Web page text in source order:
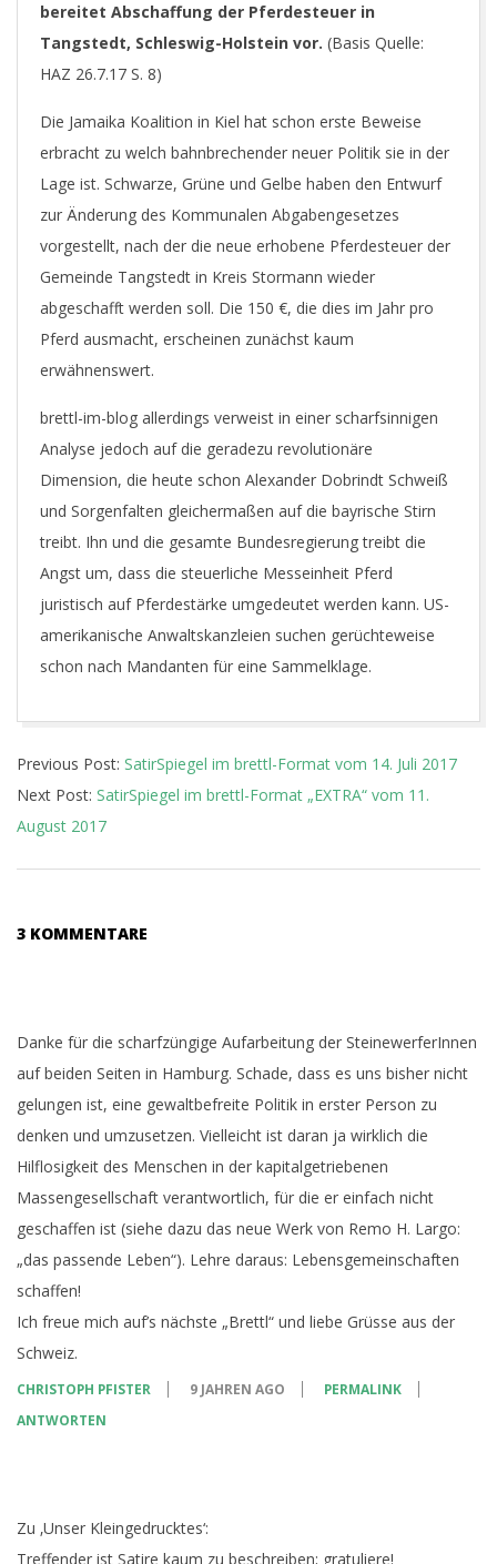
bereitet Abschaffung der Pferdesteuer in
Tangstedt, Schleswig-Holstein vor. (Basis Quelle:
HAZ 26.7.17 S. 8)
Die Jamaika Koalition in Kiel hat schon erste Beweise
erbracht zu welch bahnbrechender neuer Politik sie in der
Lage ist. Schwarze, Grüne und Gelbe haben den Entwurf
zur Änderung des Kommunalen Abgabengesetzes
vorgestellt, nach der die neue erhobene Pferdesteuer der
Gemeinde Tangstedt in Kreis Stormann wieder
abgeschafft werden soll. Die 150 €, die dies im Jahr pro
Pferd ausmacht, erscheinen zunächst kaum
erwähnenswert.
brettl-im-blog allerdings verweist in einer scharfsinnigen
Analyse jedoch auf die geradezu revolutionäre
Dimension, die heute schon Alexander Dobrindt Schweiß
und Sorgenfalten gleichermaßen auf die bayrische Stirn
treibt. Ihn und die gesamte Bundesregierung treibt die
Angst um, dass die steuerliche Messeinheit Pferd
juristisch auf Pferdestärke umgedeutet werden kann. US-
amerikanische Anwaltskanzleien suchen gerüchteweise
schon nach Mandanten für eine Sammelklage.
07-
31
Previous Post: SatirSpiegel im brettl-Format vom 14. Juli 2017
Next Post: SatirSpiegel im brettl-Format „EXTRA“ vom 11.
August 2017
3 KOMMENTARE
Danke für die scharfzüngige Aufarbeitung der SteinewerferInnen
auf beiden Seiten in Hamburg. Schade, dass es uns bisher nicht
gelungen ist, eine gewaltbefreite Politik in erster Person zu
denken und umzusetzen. Vielleicht ist daran ja wirklich die
Hilflosigkeit des Menschen in der kapitalgetriebenen
Massengesellschaft verantwortlich, für die er einfach nicht
geschaffen ist (siehe dazu das neue Werk von Remo H. Largo:
„das passende Leben“). Lehre daraus: Lebensgemeinschaften
schaffen!
Ich freue mich auf’s nächste „Brettl“ und liebe Grüsse aus der
Schweiz.
CHRISTOPH PFISTER 9 JAHREN AGO
PERMALINK
ANTWORTEN
Zu ‚Unser Kleingedrucktes‘:
Treffender ist Satire kaum zu beschreiben; gratuliere!